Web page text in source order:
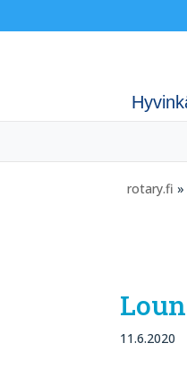
rotary.fi »
11.6.2020